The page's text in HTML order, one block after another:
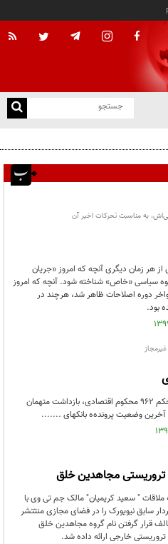
به مناسبت تحرکات اخیر آن
هر زمان دیگری آنچه که امروز «جریان
سیاسی «خاص» شناخته شود. آنچه که امروز
دوره اصلاحات ظاهر شد، هرچند در
بود.
توضیح دادستان تهران در خصوص اجرای حکم ۹۶۲ محکوم اقتصادی، بازداشت متهمان
وضعیت پرونده‌ه بانکهای .......
مجاهدین خلق
ملاقات " سعید کریمیان" مالک جم تی وی با
سابق نیویورک را در فضای مجازی منتتشر
قرار گرفتن نام گروه مجاهدین خلق
خارجی ارائه داده شد.